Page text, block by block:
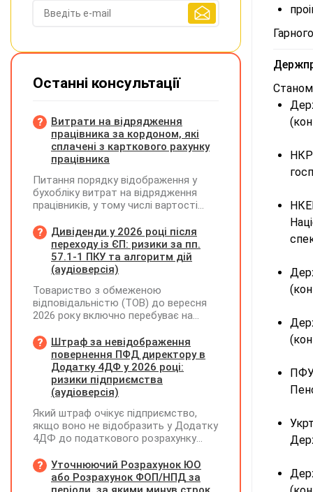
Станом
Останні консультації
Витрати на відрядження
працівника за кордоном, які
сплачені з карткового рахунку
працівника
Питання порядку відображення у
бухобліку витрат на відрядження
працівників, у тому числі вартості
карткового рахунку працівника та
підтвердження таких операцій
первинними документами, належать
до компетенції Мінфіну
Дивіденди у 2026 році після
переходу із ЄП: ризики за пп.
57.1-1 ПКУ та алгоритм дій
(аудіоверсія)
Товариство з обмеженою
відповідальністю (ТОВ) до вересня
2026 року включно перебуває на
(єдиний податок, 3 група, ставка 5%,
неплатник ПДВ). З 1 жовтня 2026
року підприємство переходить на
загальну систему оподаткування
(стає платником податку на
діяльності у періоді 2024–2025 років
(під час перебування на спрощеній
системі) підприємство отримало
нерозподіленого прибутку в балансі
становить 18 млн грн. Наприкінці
Штраф за невідображення
повернення ПФД директору в
Додатку 4ДФ у 2026 році:
ризики підприємства
(аудіоверсія)
Який штраф очікує підприємство,
якщо воно не відобразить у Додатку
4ДФ до податкового розрахунку
допомоги (ПФД) директору?
Уточнюючий Розрахунок ЮО
або Розрахунок ФОП/НПД за